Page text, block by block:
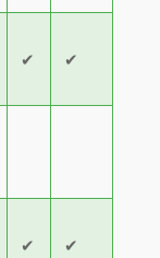
✔ ✔
✔ ✔